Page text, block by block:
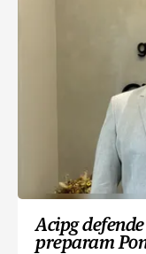
Acipg
preparam